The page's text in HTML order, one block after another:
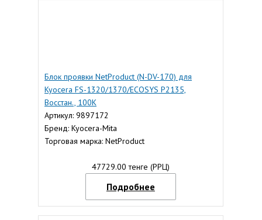
Блок проявки NetProduct (N-DV-170) для
Kyocera FS-1320/1370/ECOSYS P2135,
Восстан., 100К
Артикул: 9897172
Бренд: Kyocera-Mita
Торговая марка: NetProduct
47729.00 тенге (РРЦ)
Подробнее